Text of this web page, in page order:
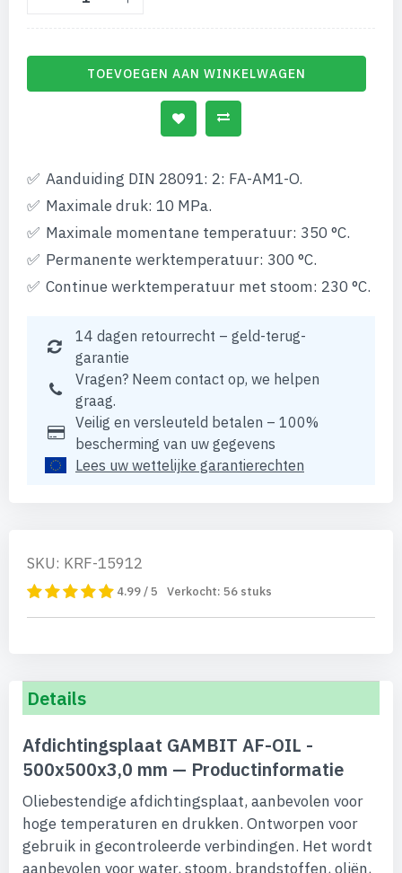
TOEVOEGEN AAN WINKELWAGEN
Aanduiding DIN 28091: 2: FA-AM1-O.
Maximale druk: 10 MPa.
Maximale momentane temperatuur: 350 °C.
Permanente werktemperatuur: 300 °C.
Continue werktemperatuur met stoom: 230 °C.
14 dagen retourrecht – geld-terug-
garantie
Vragen? Neem contact op, we helpen
graag.
Veilig en versleuteld betalen – 100%
bescherming van uw gegevens
Lees uw wettelijke garantierechten
SKU: KRF-15912
4.99 / 5 Verkocht: 56 stuks
Details
Afdichtingsplaat GAMBIT AF-OIL -
500x500x3,0 mm — Productinformatie
Oliebestendige afdichtingsplaat, aanbevolen voor
hoge temperaturen en drukken. Ontworpen voor
gebruik in gecontroleerde verbindingen. Het wordt
aanbevolen voor water, stoom, brandstoffen, oliën,